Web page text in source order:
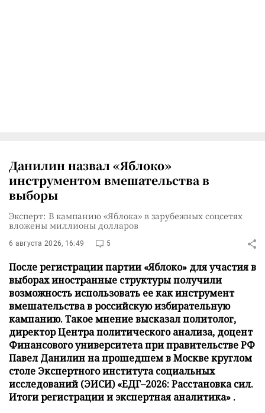
Данилин назвал «Яблоко»
инструментом вмешательства в
выборы
Эксперт: В кампанию «Яблока» в зарубежных соцсетях
вложены миллионы долларов
6 августа 2026, 16:49 5
После регистрации партии «Яблоко» для участия в
выборах иностранные структуры получили
возможность использовать ее как инструмент
вмешательства в российскую избирательную
кампанию. Такое мнение высказал политолог,
директор Центра политического анализа, доцент
Финансового университета при правительстве РФ
Павел Данилин на прошедшем в Москве круглом
столе Экспертного института социальных
исследований (ЭИСИ) «ЕДГ–2026: Расстановка сил.
Итоги регистрации и экспертная аналитика» .